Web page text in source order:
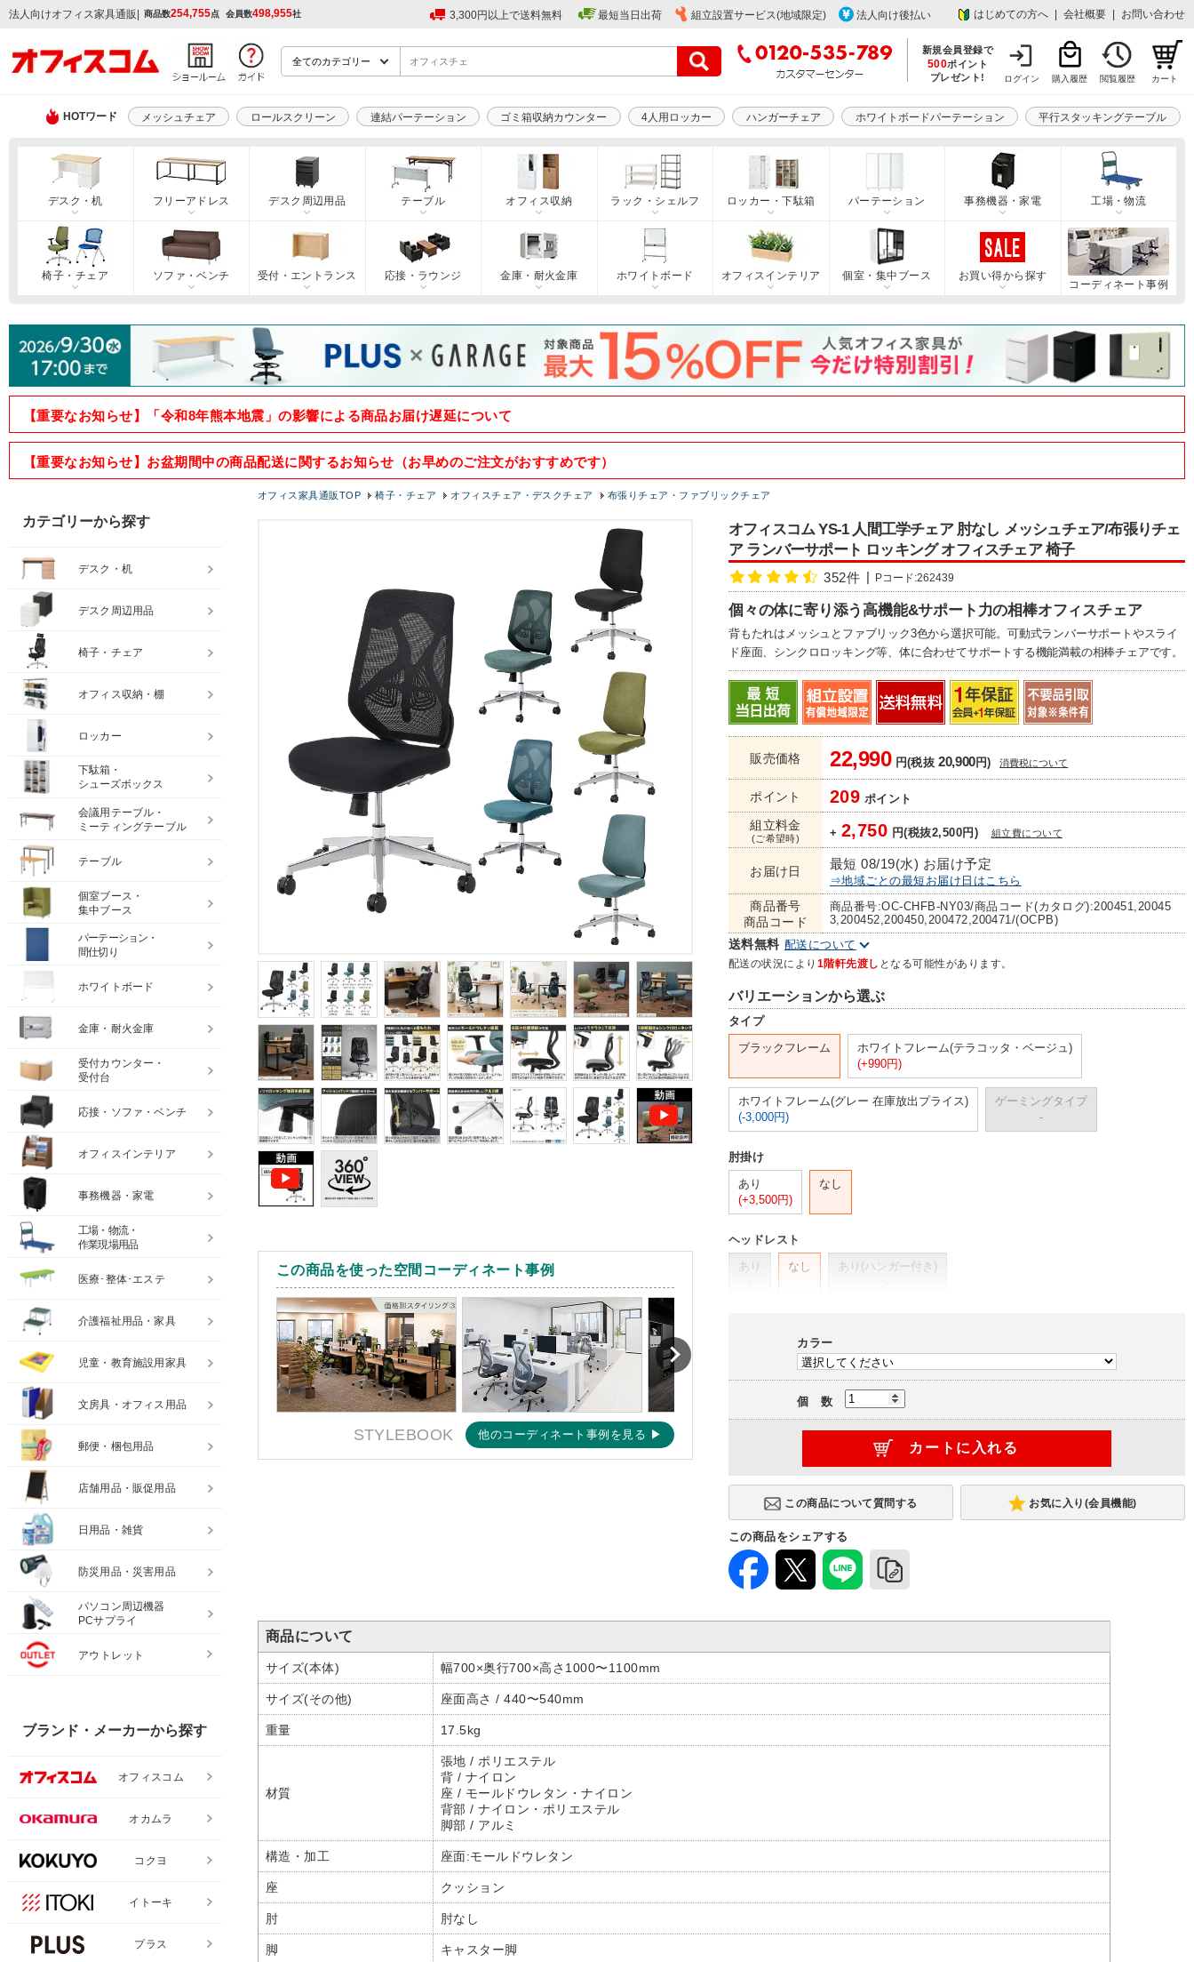
法人向けオフィス家具通販 | 商品数254,755点 会員数498,955社 3,300円以上で送料無料 最短当日出荷 組立設置サービス(地域限定) 法人向け後払い はじめての方へ 会社概要 お問い合わせ
新規会員登録で
500ポイント
プレゼント!
ログイン 購入履歴 閲覧履歴 カート
HOTワード メッシュチェア ロールスクリーン 連結パーテーション ゴミ箱収納カウンター 4人用ロッカー ハンガーチェア ホワイトボードパーテーション 平行スタッキングテーブル
デスク・机 フリーアドレス デスク周辺用品 テーブル オフィス収納 ラック・シェルフ ロッカー・下駄箱 パーテーション 事務機器・家電 工場・物流
椅子・チェア ソファ・ベンチ 受付・エントランス 応接・ラウンジ 金庫・耐火金庫 ホワイトボード オフィスインテリア 個室・集中ブース
お買い得から探す
コーディネート事例
【重要なお知らせ】「令和8年熊本地震」の影響による商品お届け遅延について
【重要なお知らせ】お盆期間中の商品配送に関するお知らせ（お早めのご注文がおすすめです）
オフィス家具通販TOP 椅子・チェア オフィスチェア・デスクチェア 布張りチェア・ファブリックチェア
この商品を使った空間コーディネート事例
STYLEBOOK 他のコーディネート事例を見る ▶
オフィスコム YS-1 人間工学チェア 肘なし メッシュチェア/布張りチェ
ア ランバーサポート ロッキング オフィスチェア 椅子
352件 Pコード:262439
個々の体に寄り添う高機能&サポート力の相棒オフィスチェア
背もたれはメッシュとファブリック3色から選択可能。可動式ランバーサポートやスライ
ド座面、シンクロロッキング等、体に合わせてサポートする機能満載の相棒チェアです。
販売価格 22,990円(税抜20,900円) 消費税について
ポイント 209 ポイント
組立料金
(ご希望時) + 2,750 円(税抜2,500円) 組立費について
お届け日 最短 08/19(水) お届け予定
⇒地域ごとの最短お届け日はこちら
商品番号
商品コード
商品番号:OC-CHFB-NY03/商品コード(カタログ):200451,20045
3,200452,200450,200472,200471/(OCPB)
送料無料 配送について
配送の状況により 1階軒先渡し となる可能性があります。
バリエーションから選ぶ
タイプ
ブラックフレーム
ホワイトフレーム(テラコッタ・ベージュ)
(+990円)
ホワイトフレーム(グレー 在庫放出プライス)
(-3,000円)
ゲーミングタイプ
-
肘掛け
あり
(+3,500円)
なし
ヘッドレスト
あり
なし
あり(ハンガー付き)
カラー
個 数
お気に入り(会員機能)
この商品をシェアする
商品について
サイズ(本体) 幅700×奥行700×高さ1000〜1100mm
サイズ(その他) 座面高さ / 440〜540mm
重量 17.5kg
材質
張地 / ポリエステル
背 / ナイロン
座 / モールドウレタン・ナイロン
背部 / ナイロン・ポリエステル
脚部 / アルミ
構造・加工 座面:モールドウレタン
座 クッション
肘 肘なし
脚 キャスター脚
カテゴリーから探す
デスク・机
デスク周辺用品
椅子・チェア
オフィス収納・棚
ロッカー
下駄箱・
シューズボックス
会議用テーブル・
ミーティングテーブル
テーブル
個室ブース・
集中ブース
パーテーション・
間仕切り
ホワイトボード
金庫・耐火金庫
受付カウンター・
受付台
応接・ソファ・ベンチ
オフィスインテリア
事務機器・家電
工場・物流・
作業現場用品
医療･整体･エステ
介護福祉用品・家具
児童・教育施設用家具
文房具・オフィス用品
郵便・梱包用品
店舗用品・販促用品
日用品・雑貨
防災用品・災害用品
パソコン周辺機器
PCサプライ
アウトレット
ブランド・メーカーから探す
オフィスコム
オカムラ
コクヨ
イトーキ
プラス